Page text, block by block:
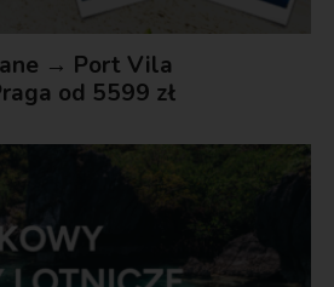
→ Port Vila
od 5599 zł